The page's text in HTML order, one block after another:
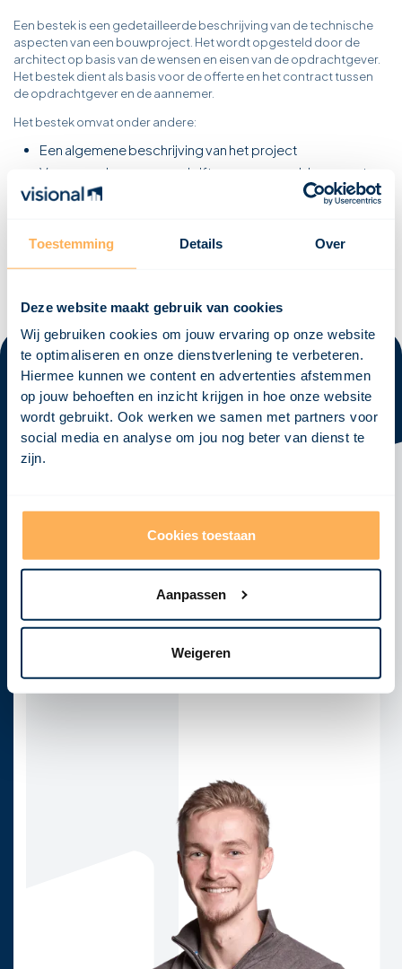
Toestemming Details Over
Deze website maakt gebruik van cookies
Wij gebruiken cookies om jouw ervaring op onze website
te optimaliseren en onze dienstverlening te verbeteren.
Hiermee kunnen we content en advertenties afstemmen
op jouw behoeften en inzicht krijgen in hoe onze website
wordt gebruikt. Ook werken we samen met partners voor
social media en analyse om jou nog beter van dienst te
zijn.
Cookies toestaan
Aanpassen
Weigeren
Een bestek is een gedetailleerde beschrijving van de technische
aspecten van een bouwproject. Het wordt opgesteld door de
architect op basis van de wensen en eisen van de opdrachtgever.
Het bestek dient als basis voor de offerte en het contract tussen
de opdrachtgever en de aannemer.
Het bestek omvat onder andere:
Een algemene beschrijving van het project
Voorwaarden en voorschriften waaraan voldaan moet
worden
Klaar omjouw visietot leven te
brengen?
info@visional.nl
Telefoon
+31 850163275